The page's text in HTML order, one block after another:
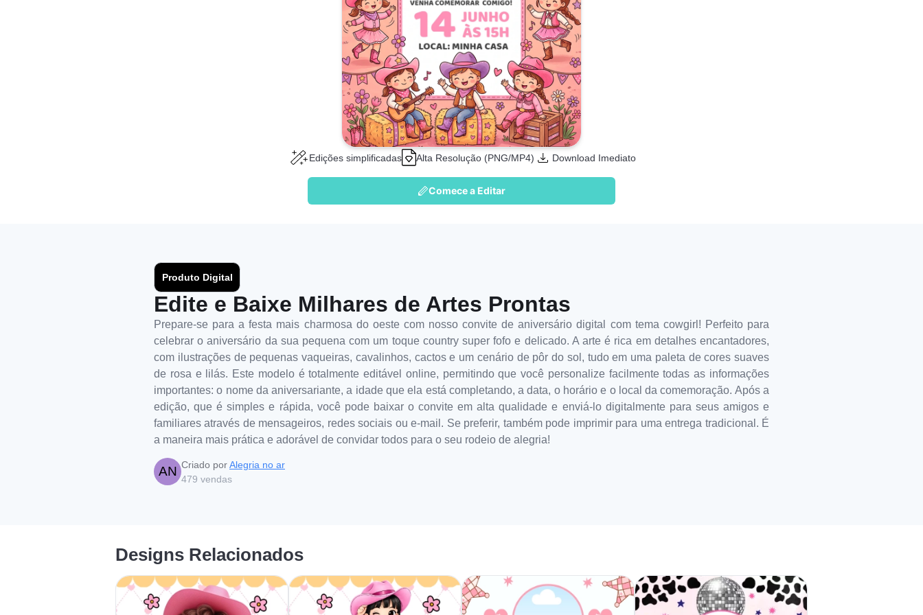
Edições simplificadas Alta Resolução (PNG/MP4) Download Imediato
Comece a Editar
Produto Digital
Edite e Baixe Milhares de Artes Prontas
Prepare-se para a festa mais charmosa do oeste com nosso convite de aniversário digital com tema cowgirl! Perfeito para
celebrar o aniversário da sua pequena com um toque country super fofo e delicado. A arte é rica em detalhes encantadores,
com ilustrações de pequenas vaqueiras, cavalinhos, cactos e um cenário de pôr do sol, tudo em uma paleta de cores suaves
de rosa e lilás. Este modelo é totalmente editável online, permitindo que você personalize facilmente todas as informações
importantes: o nome da aniversariante, a idade que ela está completando, a data, o horário e o local da comemoração. Após a
edição, que é simples e rápida, você pode baixar o convite em alta qualidade e enviá-lo digitalmente para seus amigos e
familiares através de mensageiros, redes sociais ou e-mail. Se preferir, também pode imprimir para uma entrega tradicional. É
a maneira mais prática e adorável de convidar todos para o seu rodeio de alegria!
AN Criado porAlegria no ar
479 vendas
Designs Relacionados